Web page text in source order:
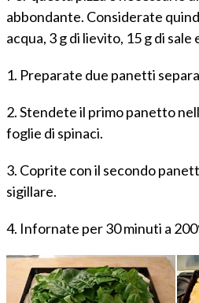
abbondante. Considerate
acqua, 3 g di lievito, 15 g di sale
1. Preparate due panetti
2. Stendete il primo panetto
foglie di spinaci.
3. Coprite con il secondo
sigillare.
4. Infornate per 30 minuti a